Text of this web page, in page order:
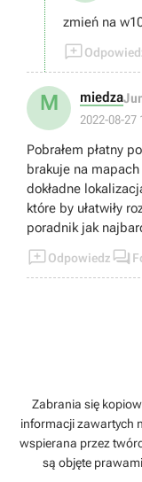
zmień na

M miedza
2022-08-27
Pobrałem płatny
brakuje na
dokładne lokalizacja
które by ułatwiły
poradnik jak
Odpowiedz 
Zabrania się
informacji zawartych
wspierana przez
są objęte